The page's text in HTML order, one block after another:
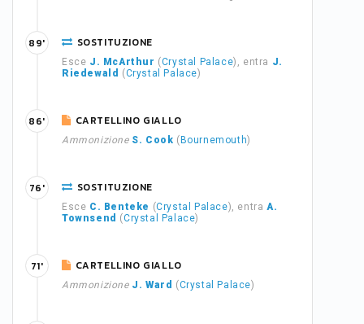
SOSTITUZIONE
Esce J. McArthur (Crystal Palace), entra J.
Riedewald (Crystal Palace)
89'
CARTELLINO GIALLO
Ammonizione S. Cook ( Bournemouth)
86'
SOSTITUZIONE
Esce C. Benteke (Crystal Palace), entraA.
Townsend (Crystal Palace)
76'
CARTELLINO GIALLO
Ammonizione J. Ward (Crystal Palace)
71'